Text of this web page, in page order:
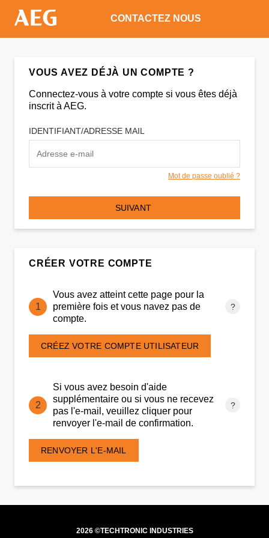
CONTACTEZ NOUS
VOUS AVEZ DÉJÀ UN COMPTE ?
Connectez-vous à votre compte si vous êtes déjà
inscrit à AEG.
IDENTIFIANT/ADRESSE MAIL
Mot de passe oublié ?
SUIVANT
CRÉER VOTRE COMPTE
Vous avez atteint cette page pour la
première fois et vous navez pas de
compte.
CRÉEZ VOTRE COMPTE UTILISATEUR
Si vous avez besoin d'aide
supplémentaire ou si vous ne recevez
pas l'e-mail, veuillez cliquer pour
renvoyer l'e-mail de confirmation.
RENVOYER L'E-MAIL
2026 ©TECHTRONIC INDUSTRIES